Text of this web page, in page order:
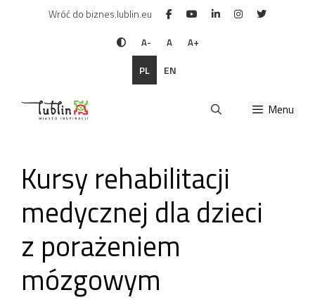
Wróć do biznes.lublin.eu
A- A A+
PL EN
Menu
Kursy rehabilitacji
medycznej dla dzieci
z porażeniem
mózgowym